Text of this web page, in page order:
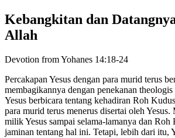
Kebangkitan dan
Allah
Devotion from Yohanes 14:18-24
Percakapan Yesus dengan para murid terus
membagikannya dengan penekanan
Yesus berbicara tentang kehadiran Roh
para murid terus menerus disertai oleh
milik Yesus sampai selama-lamanya dan
jaminan tentang hal ini. Tetapi, lebih dari itu,